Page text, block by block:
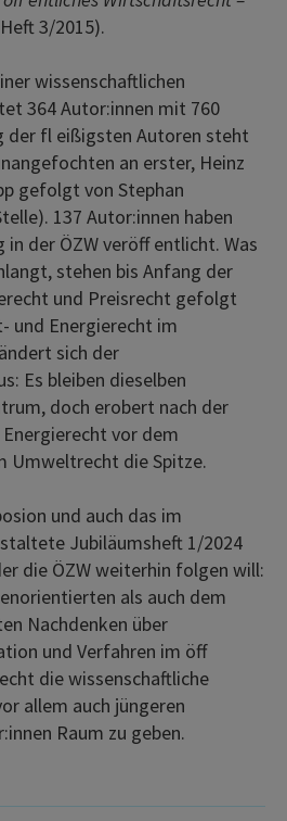
3/2015).
wissenschaftlichen
364 Autor:innen mit 760
der fl eißigsten Autoren steht
an erster, Heinz
gefolgt von Stephan
137 Autor:innen haben
der ÖZW veröff entlicht. Was
stehen bis Anfang der
und Preisrecht gefolgt
und Energierecht im
sich der
Es bleiben dieselben
doch erobert nach der
vor dem
Umweltrecht die Spitze.
und auch das im
Jubiläumsheft 1/2024
die ÖZW weiterhin folgen will:
als auch dem
Nachdenken über
und Verfahren im öff
die wissenschaftliche
allem auch jüngeren
Raum zu geben.